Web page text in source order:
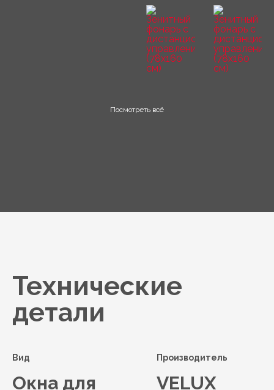
Посмотреть всё
Технические
детали
Вид
Окна для
Производитель
VELUX